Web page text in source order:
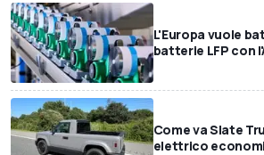
L'Europa vuole
batterie LFP con
Come va Slate
elettrico